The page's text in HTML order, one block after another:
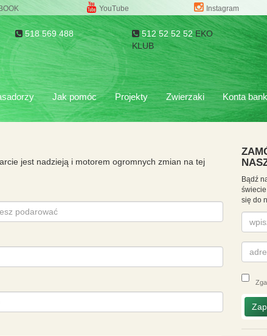
YouTube Instagram
518 569 488 512 52 52 52 EKO
KLUB
Jak pomóc Projekty Zwierzaki Konta
jest nadzieją i motorem ogromnych zmian na tej
Bądź
się do